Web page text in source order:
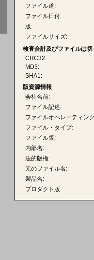
ファイル道:
ファイル日付:
版:
ファイルサイズ:
検査合計及びファイルは切
CRC32:
MD5:
SHA1:
版資源情報
会社名前:
ファイル記述:
ファイルオペレーティン
ファイル・タイプ:
ファイル版:
内部名:
法的版権:
元のファイル名:
製品名:
プロダクト版: